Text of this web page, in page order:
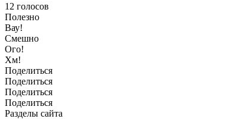
12 голосов
Полезно
Вау!
Смешно
Ого!
Хм!
Поделиться
Поделиться
Поделиться
Поделиться
Разделы сайта